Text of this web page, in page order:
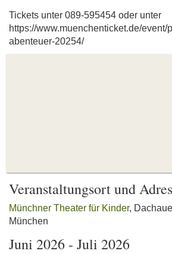
Tickets unter 089-595454 oder unter
https://www.muenchenticket.de/event/
abenteuer-20254/
Veranstaltungsort und
Münchner Theater für Kinder,
München
Juni 2026 - Juli 2026